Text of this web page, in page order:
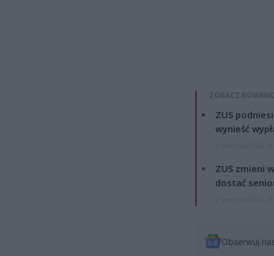
ZOBACZ
ZUS
wynieść
ZUS zmieni
dostać
Obserwuj